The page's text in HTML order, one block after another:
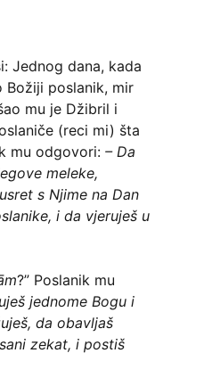
Jednog dana, kada
Božiji poslanik, mir
mu je Džibril i
(reci mi) šta
mu odgovori: – Da
meleke,
s Njime na Dan
i da vjeruješ u
?” Poslanik mu
jednome Bogu i
da obavljaš
zekat, i postiš